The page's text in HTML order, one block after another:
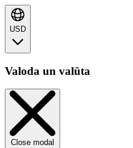
USD
Valoda un valūta
Close modal